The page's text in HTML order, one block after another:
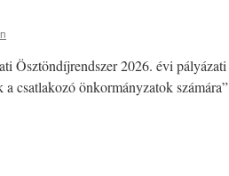
Ösztöndíjrendszer 2026. évi pályázati
csatlakozó önkormányzatok számára”